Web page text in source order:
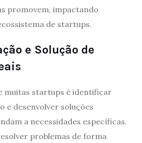
promovem, impactando
de startups.
e Solução de
muitas startups é identificar
e desenvolver soluções
a necessidades específicas.
problemas de forma